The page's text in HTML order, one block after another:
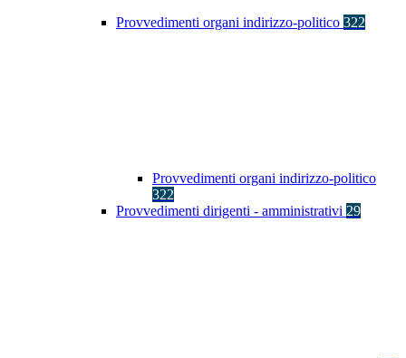
Provvedimenti organi indirizzo-politico 322
Provvedimenti organi indirizzo-politico
322
Provvedimenti dirigenti - amministrativi 29